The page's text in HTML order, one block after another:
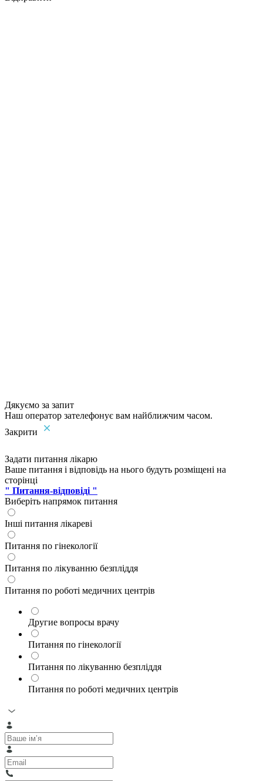
Дякуємо за запит
Наш оператор зателефонує вам найближчим часом.
Закрити
Задати питання лікарю
Ваше питання і відповідь на нього будуть розміщені на
сторінці
" Питання-відповіді "
Виберіть напрямок питання
Інші питання лікареві
Питання по гінекології
Питання по лікуванню безпліддя
Питання по роботі медичних центрів
Другие вопросы врачу
Питання по гінекології
Питання по лікуванню безпліддя
Питання по роботі медичних центрів